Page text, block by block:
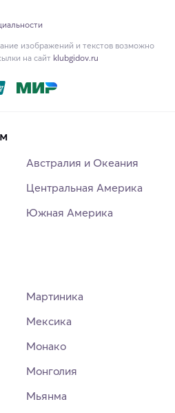
изображений и текстов возможно
на сайт klubgidov.ru
Австралия и Океания
Центральная Америка
Южная Америка
Мартиника
Мексика
Монако
Монголия
Мьянма